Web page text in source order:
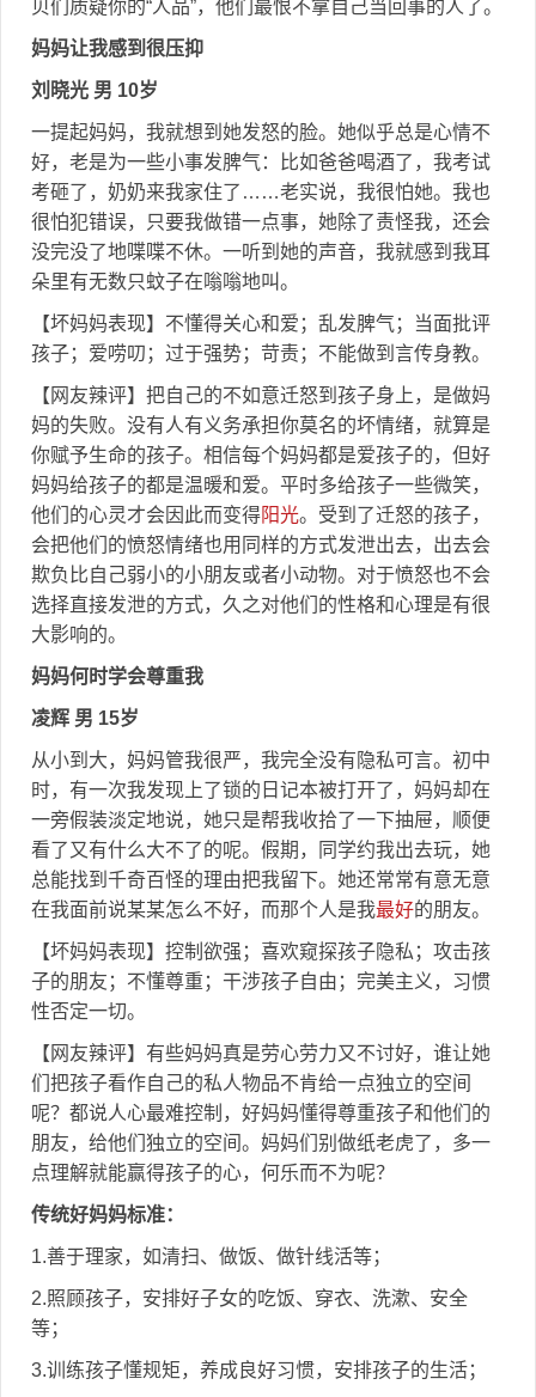
贝们质疑你的“人品”，他们最恨不拿自己当回事的人了。
妈妈让我感到很压抑
刘晓光 男 10岁
一提起妈妈，我就想到她发怒的脸。她似乎总是心情不
好，老是为一些小事发脾气：比如爸爸喝酒了，我考试
考砸了，奶奶来我家住了……老实说，我很怕她。我也
很怕犯错误，只要我做错一点事，她除了责怪我，还会
没完没了地喋喋不休。一听到她的声音，我就感到我耳
朵里有无数只蚊子在嗡嗡地叫。
【坏妈妈表现】不懂得关心和爱；乱发脾气；当面批评
孩子；爱唠叨；过于强势；苛责；不能做到言传身教。
【网友辣评】把自己的不如意迁怒到孩子身上，是做妈
妈的失败。没有人有义务承担你莫名的坏情绪，就算是
你赋予生命的孩子。相信每个妈妈都是爱孩子的，但好
妈妈给孩子的都是温暖和爱。平时多给孩子一些微笑，
他们的心灵才会因此而变得阳光。受到了迁怒的孩子，
会把他们的愤怒情绪也用同样的方式发泄出去，出去会
欺负比自己弱小的小朋友或者小动物。对于愤怒也不会
选择直接发泄的方式，久之对他们的性格和心理是有很
大影响的。
妈妈何时学会尊重我
凌辉 男 15岁
从小到大，妈妈管我很严，我完全没有隐私可言。初中
时，有一次我发现上了锁的日记本被打开了，妈妈却在
一旁假装淡定地说，她只是帮我收拾了一下抽屉，顺便
看了又有什么大不了的呢。假期，同学约我出去玩，她
总能找到千奇百怪的理由把我留下。她还常常有意无意
在我面前说某某怎么不好，而那个人是我最好的朋友。
【坏妈妈表现】控制欲强；喜欢窥探孩子隐私；攻击孩
子的朋友；不懂尊重；干涉孩子自由；完美主义，习惯
性否定一切。
【网友辣评】有些妈妈真是劳心劳力又不讨好，谁让她
们把孩子看作自己的私人物品不肯给一点独立的空间
呢？都说人心最难控制，好妈妈懂得尊重孩子和他们的
朋友，给他们独立的空间。妈妈们别做纸老虎了，多一
点理解就能赢得孩子的心，何乐而不为呢？
传统好妈妈标准：
1.善于理家，如清扫、做饭、做针线活等；
2.照顾孩子，安排好子女的吃饭、穿衣、洗漱、安全
等；
3.训练孩子懂规矩，养成良好习惯，安排孩子的生活；